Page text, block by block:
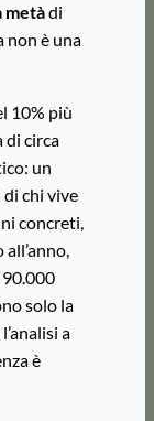
metàdi
non è una
10% più
di circa
un
chi vive
concreti,
90.000
solo la
a
è